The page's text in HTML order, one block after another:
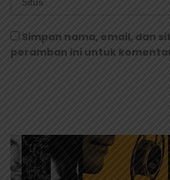
Simpan nama, email, dan
peramban ini untuk